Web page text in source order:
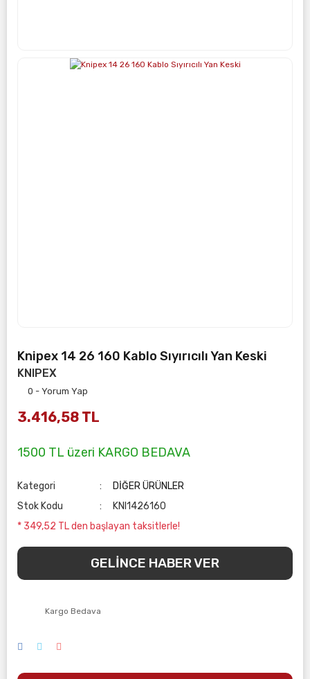
Knipex 14 26 160 Kablo Sıyırıcılı Yan Keski
KNIPEX
0 - Yorum Yap
3.416,58 TL
1500 TL üzeri KARGO BEDAVA
Kategori
DİĞER ÜRÜNLER
Stok Kodu
KNI1426160
* 349,52 TL den başlayan taksitlerle!
GELİNCE HABER VER
Kargo Bedava